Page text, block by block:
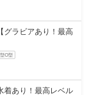
グラビアあり！最高
O型
着あり！最高レベル